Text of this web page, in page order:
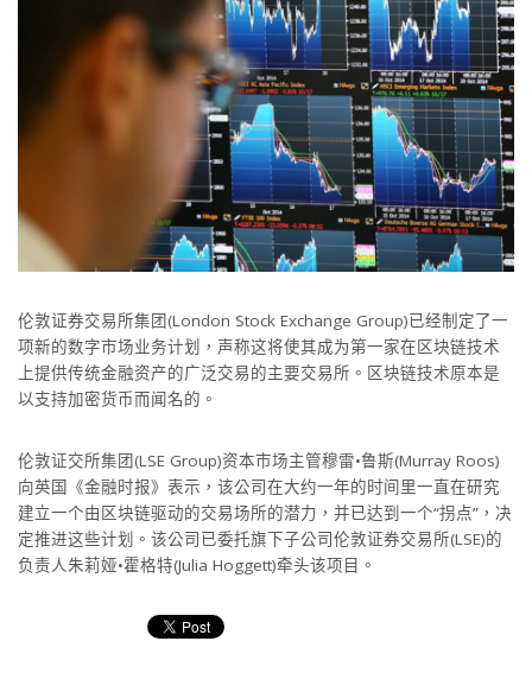
伦敦证券交易所集团(London Stock Exchange Group)已经制定了一
项新的数字市场业务计划，声称这将使其成为第一家在区块链技术
上提供传统金融资产的广泛交易的主要交易所。区块链技术原本是
以支持加密货币而闻名的。
伦敦证交所集团(LSE Group)资本市场主管穆雷•鲁斯(Murray Roos)
向英国《金融时报》表示，该公司在大约一年的时间里一直在研究
建立一个由区块链驱动的交易场所的潜力，并已达到一个“拐点”，决
定推进这些计划。该公司已委托旗下子公司伦敦证券交易所(LSE)的
负责人朱莉娅•霍格特(Julia Hoggett)牵头该项目。